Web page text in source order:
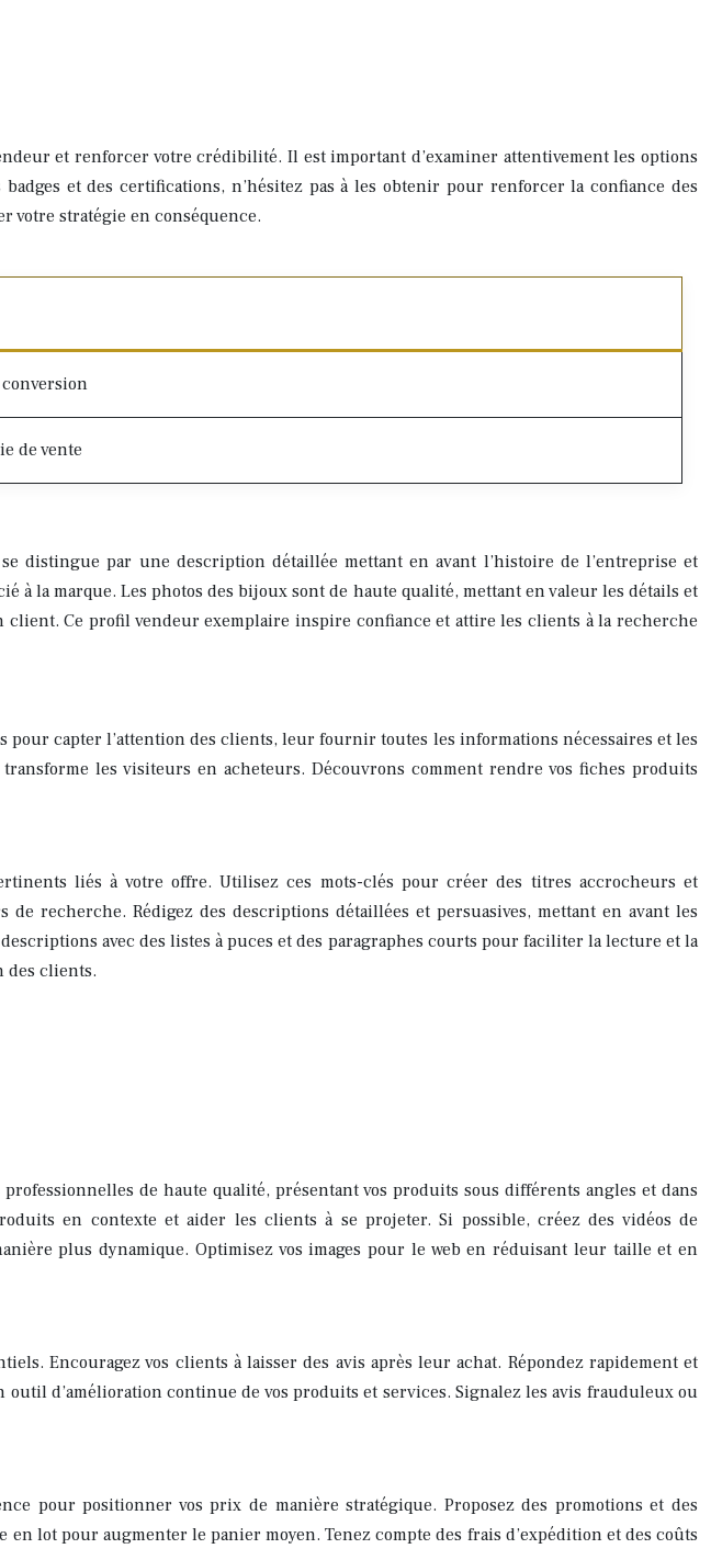
et renforcer votre crédibilité. Il est important d’examiner attentivement les options
et des certifications, n’hésitez pas à les obtenir pour renforcer la confiance des
votre stratégie en conséquence.
de vente
distingue par une description détaillée mettant en avant l’histoire de l’entreprise et
la marque. Les photos des bijoux sont de haute qualité, mettant en valeur les détails et
Ce profil vendeur exemplaire inspire confiance et attire les clients à la recherche
capter l’attention des clients, leur fournir toutes les informations nécessaires et les
les visiteurs en acheteurs. Découvrons comment rendre vos fiches produits
liés à votre offre. Utilisez ces mots-clés pour créer des titres accrocheurs et
recherche. Rédigez des descriptions détaillées et persuasives, mettant en avant les
avec des listes à puces et des paragraphes courts pour faciliter la lecture et la
des clients.
de haute qualité, présentant vos produits sous différents angles et dans
en contexte et aider les clients à se projeter. Si possible, créez des vidéos de
plus dynamique. Optimisez vos images pour le web en réduisant leur taille et en
Encouragez vos clients à laisser des avis après leur achat. Répondez rapidement et
d’amélioration continue de vos produits et services. Signalez les avis frauduleux ou
pour positionner vos prix de manière stratégique. Proposez des promotions et des
lot pour augmenter le panier moyen. Tenez compte des frais d’expédition et des coûts